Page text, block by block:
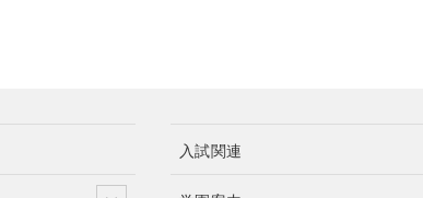
入試関連